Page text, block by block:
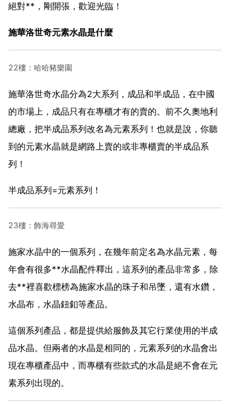
絕對**，剛開張，歡迎光臨！
施華洛世奇元素水晶是什麼
22樓：哈哈豬樂園
施華洛世奇水晶分為2大系列，成品和半成品，在中國
的市場上，成品只有在專櫃才有的賣的。前不久奧地利
總廠，把半成品系列改名為元素系列！也就是說，你聽
到的元素水晶就是網路上賣的或非專櫃賣的半成品系
列！
半成品系列=元素系列！
23樓：飾海尋愛
施家水晶中的一個系列，在幾年前定名為水晶元素，每
年會有很多**水晶配件釋出，這系列的產品非常多，除
去**裡喜歡標榜為施家水晶的珠子和吊墜，還有水鑽，
水晶布，水晶鈕釦等產品。
這個系列產品，都是提供給服飾及其它行業使用的半成
品水晶。但兩者的水晶是相同的，元素系列的水晶會出
現在專櫃產品中，而專櫃有些款式的水晶是絕不會在元
素系列出現的。